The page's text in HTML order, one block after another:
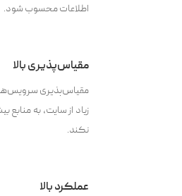
اطلاعات محسوب شود.
مقیاس‌پذیری بالا
مقیاس‌پذیری سرویس‌های
زیاد از سایت، به
نکند.
عملکرد بالا